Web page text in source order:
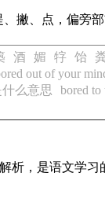
撇、点，偏旁部
酒 媚 牸 饴
out of your
什么意思 bored
析，是语文学习